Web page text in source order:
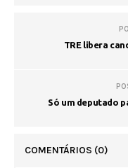
TRE libera
Só um deputado
COMENTÁRIOS (0)